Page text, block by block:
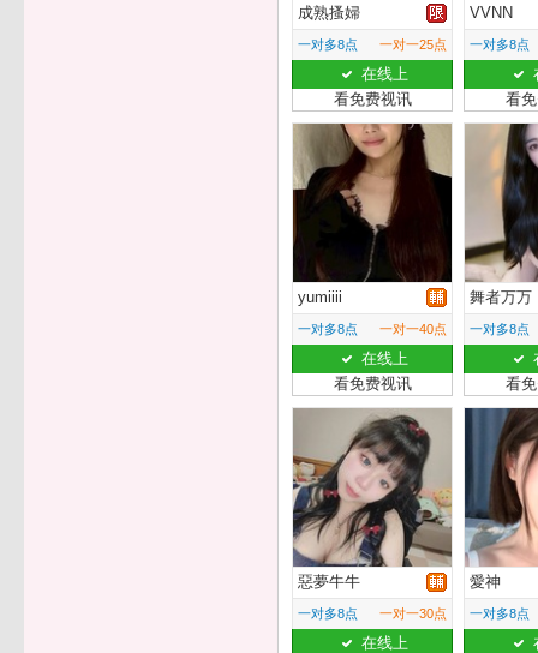
成熟搔婦
一对多8点 一对一25点
在线上
看免费视讯
VVNN
一对多8点
看
yumiiii
一对多8点 一对一40点
在线上
看免费视讯
舞者万万
一对多8点
看
惡夢牛牛
一对多8点 一对一30点
在线上
愛神
一对多8点